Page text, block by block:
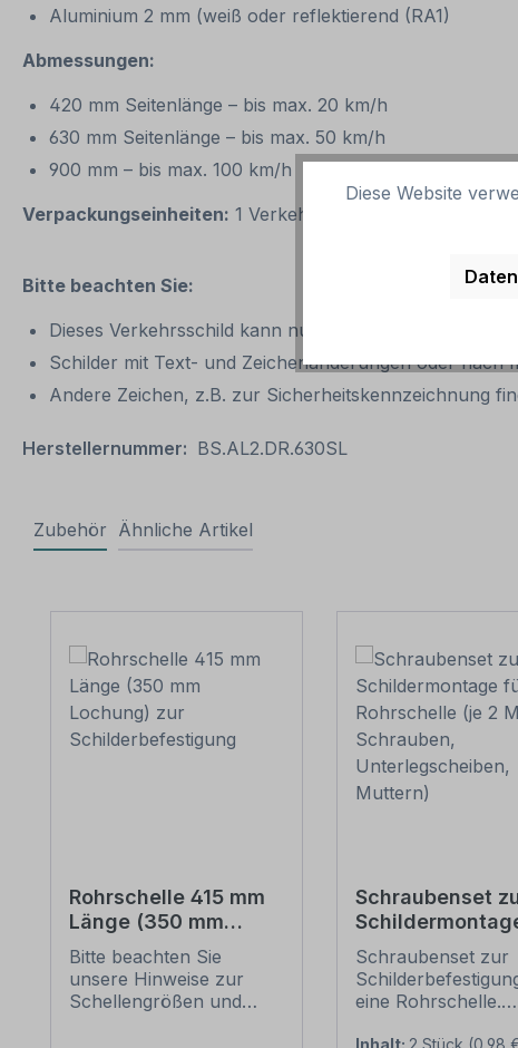
Aluminium 2 mm (weiß oder reflektierend (RA1)
Abmessungen:
420 mm Seitenlänge – bis max. 20 km/h
630 mm Seitenlänge – bis max. 50 km/h
900 mm – bis max. 100 km/h
Verpackungseinheiten: 1 Verkehrszeichen /
Bitte beachten Sie:
Dieses Verkehrsschild kann nur unverändert gemäß
Schilder mit Text- und Zeichenänderungen oder nach
Andere Zeichen, z.B. zur Sicherheitskennzeichnung
Herstellernummer: BS.AL2.DR.630SL
Zubehör Ähnliche Artikel
Rohrschelle 415 mm
Länge (350 mm
Lochung) zur
Schilderbefestigung
Bitte beachten Sie
unsere Hinweise zur
Schellengrößen und
Schraubenset
1 Rohrschelle (je
6 Schrauben,
Schraubenset zur
eine Rohrschelle.
Inhalt: 2 Stück (0,98
Diese Website